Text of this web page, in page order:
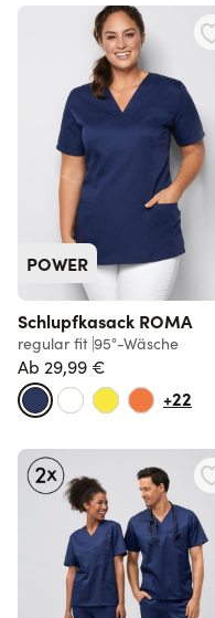
POWER
Schlupfkasack ROMA
regular fit 95°-Wäsche
Ab 29,99 €
+22